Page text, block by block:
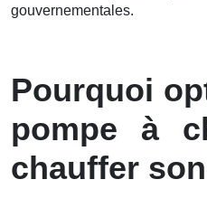
gouvernementales.
Pourquoi
pompe à
chauffer